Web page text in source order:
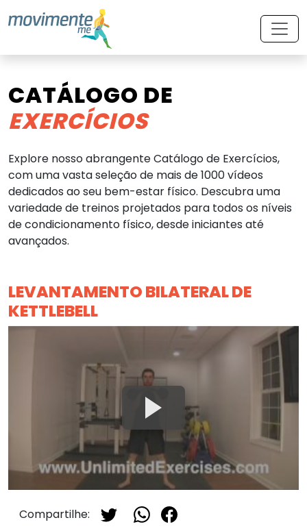
CATÁLOGO DE
EXERCÍCIOS
Explore nosso abrangente Catálogo de Exercícios,
com uma vasta seleção de mais de 1000 vídeos
dedicados ao seu bem-estar físico. Descubra uma
variedade de treinos projetados para todos os níveis
de condicionamento físico, desde iniciantes até
avançados.
LEVANTAMENTO BILATERAL DE
KETTLEBELL
Compartilhe: